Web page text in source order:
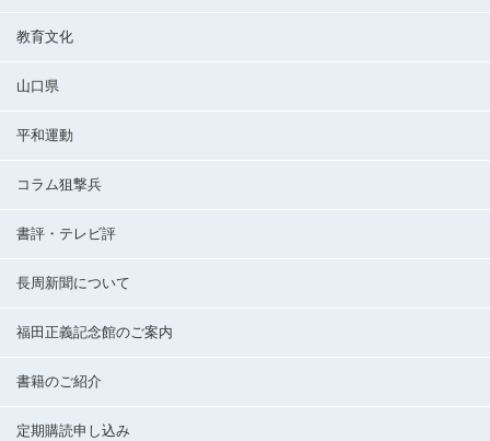
教育文化
山口県
平和運動
コラム狙撃兵
書評・テレビ評
長周新聞について
福田正義記念館のご案内
書籍のご紹介
定期購読申し込み